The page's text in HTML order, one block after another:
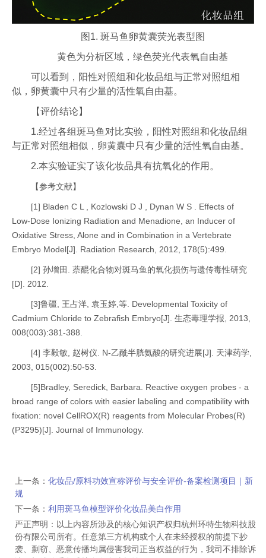
图1. 斑马鱼卵黄囊荧光表型图
黄色为分析区域，绿色荧光代表氧自由基
可以看到，阳性对照组和化妆品组与正常对照组相
似，卵黄囊中只有少量的活性氧自由基。
【评价结论】
1.经过各组斑马鱼对比实验，阳性对照组和化妆品组
与正常对照组相似，卵黄囊中只有少量的活性氧自由基。
2.本实验证实了该化妆品具有抗氧化的作用。
【参考文献】
[1] Bladen C L , Kozlowski D J , Dynan W S . Effects of
Low-Dose Ionizing Radiation and Menadione, an Inducer of
Oxidative Stress, Alone and in Combination in a Vertebrate
Embryo Model[J]. Radiation Research, 2012, 178(5):499.
[2] 孙增田. 萘醌化合物对斑马鱼的氧化损伤与遗传毒性研究
[D]. 2012.
[3]鲁疆, 王占洋, 袁玉婷,等. Developmental Toxicity of
Cadmium Chloride to Zebrafish Embryo[J]. 生态毒理学报, 2013,
008(003):381-388.
[4] 李毅敏, 赵树仪. N-乙酰半胱氨酸的研究进展[J]. 天津药学,
2003, 015(002):50-53.
[5]Bradley, Seredick, Barbara. Reactive oxygen probes - a
broad range of colors with easier labeling and compatibility with
fixation: novel CellROX(R) reagents from Molecular Probes(R)
(P3295)[J]. Journal of Immunology.
上一条： 化妆品/原料功效宣称评价与安全评价-备案检测项目｜新
规
下一条： 利用斑马鱼模型评价化妆品美白作用
严正声明：以上内容所涉及的核心知识产权归杭州环特生物科技股
份有限公司所有。任意第三方机构或个人在未经授权的前提下抄
袭、剽窃、恶意传播均属侵害我司正当权益的行为，我司不排除诉